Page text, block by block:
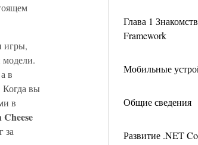
Глава 1
Framework
Мобильные
Общие сведения
Развитие .NET
игры,
модели.
в
Когда вы
в
за